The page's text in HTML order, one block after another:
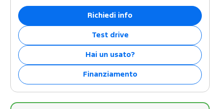
Richiedi info
Test drive
Hai un usato?
Finanziamento